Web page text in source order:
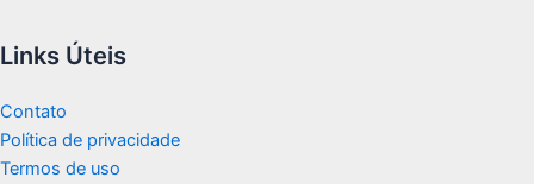
Links Úteis
Contato
Política de privacidade
Termos de uso